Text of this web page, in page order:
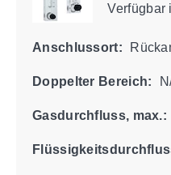
Verfügbar
Anschlussort:
Doppelter Bereich:
Gasdurchfluss, max.: